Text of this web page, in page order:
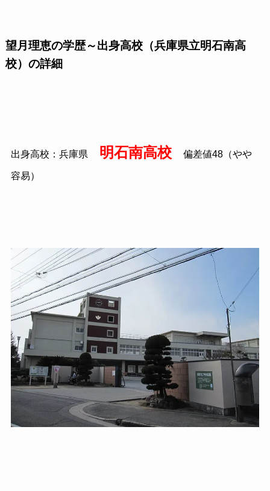
望月理恵の学歴～出身高校（兵庫県立明石南高
校）の詳細
出身高校：兵庫県 明石南高校 偏差値48（やや
容易）